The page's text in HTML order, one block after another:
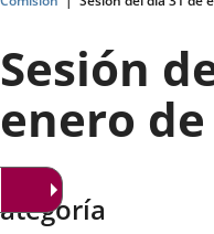
Valladolid
Sesión
enero de